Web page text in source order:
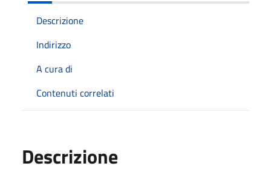
Descrizione
Indirizzo
A cura di
Contenuti correlati
Descrizione